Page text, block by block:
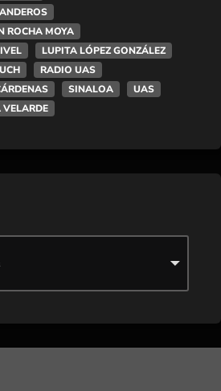
ROCHA MOYA
LUPITA LÓPEZ GONZÁLEZ
RADIO UAS
SINALOA
UAS